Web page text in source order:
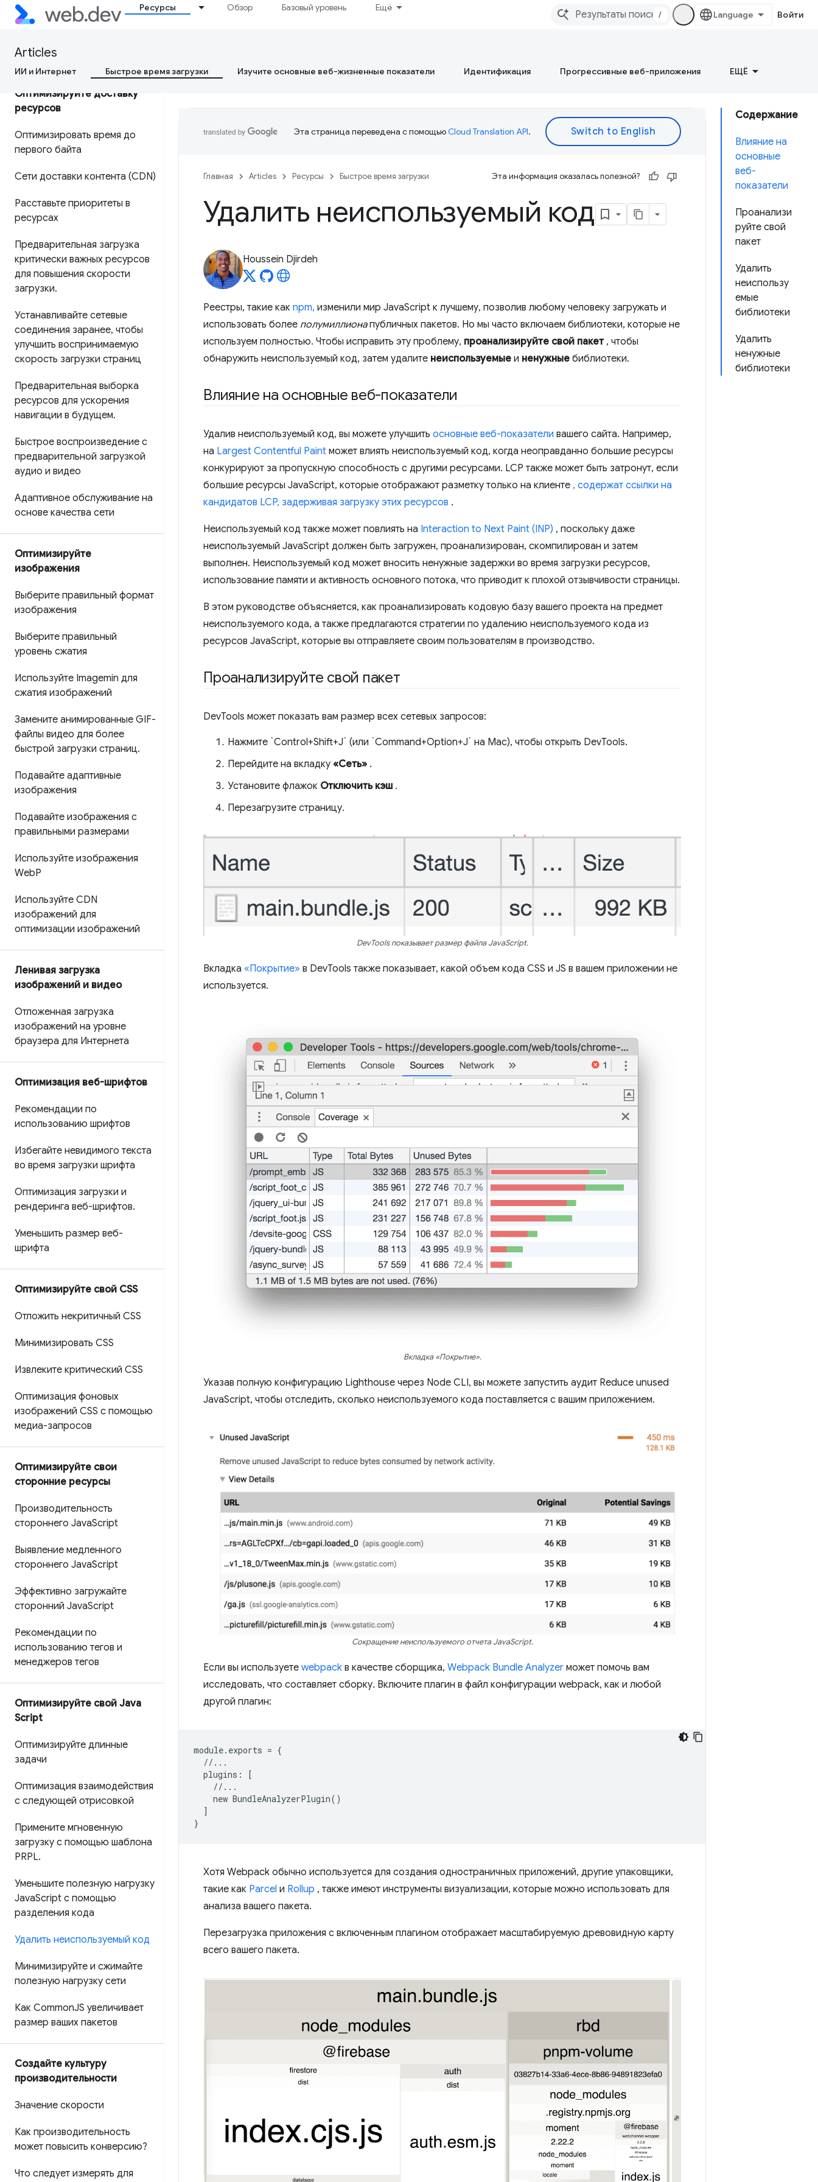
Ресурсы Обзор Базовый уровень Ещё
/ Войти
Articles
ИИ и Интернет Быстрое время загрузки Изучите основные веб-жизненные показатели Идентификация Прогрессивные веб-приложения ЕЩЁ
Почему данные CrUX
RUM?
Оптимизируйте доставку
ресурсов
Оптимизировать время до
первого байта
Сети доставки контента (CDN)
Расставьте приоритеты в
ресурсах
Предварительная загрузка
критически важных ресурсов
для повышения скорости
загрузки.
Устанавливайте сетевые
соединения заранее, чтобы
улучшить воспринимаемую
скорость загрузки страниц
Предварительная выборка
ресурсов для ускорения
навигации в будущем.
Быстрое воспроизведение с
предварительной загрузкой
аудио и видео
Адаптивное обслуживание на
основе качества сети
Оптимизируйте
изображения
Выберите правильный формат
изображения
Выберите правильный
уровень сжатия
Используйте Imagemin для
сжатия изображений
Замените анимированные GIF-
файлы видео для более
быстрой загрузки страниц.
Подавайте адаптивные
изображения
Подавайте изображения с
правильными размерами
Используйте изображения
WebP
Используйте CDN
изображений для
оптимизации изображений
Ленивая загрузка
изображений и видео
Отложенная загрузка
изображений на уровне
браузера для Интернета
Оптимизация веб-шрифтов
Рекомендации по
использованию шрифтов
Избегайте невидимого текста
во время загрузки шрифта
Оптимизация загрузки и
рендеринга веб-шрифтов.
Уменьшить размер веб-
шрифта
Оптимизируйте свой CSS
Отложить некритичный CSS
Минимизировать CSS
Извлеките критический CSS
Оптимизация фоновых
изображений CSS с помощью
медиа-запросов
Оптимизируйте свои
сторонние ресурсы
Производительность
стороннего JavaScript
Выявление медленного
стороннего JavaScript
Эффективно загружайте
сторонний JavaScript
Рекомендации по
использованию тегов и
менеджеров тегов
Оптимизируйте свой Java
Script
Оптимизируйте длинные
задачи
Оптимизация взаимодействия
с следующей отрисовкой
Примените мгновенную
загрузку с помощью шаблона
PRPL.
Уменьшите полезную нагрузку
JavaScript с помощью
разделения кода
Удалить неиспользуемый код
Минимизируйте и сжимайте
полезную нагрузку сети
Как CommonJS увеличивает
размер ваших пакетов
Создайте культуру
производительности
Значение скорости
Как производительность
может повысить конверсию?
Что следует измерять для
Содержание
Влияние на
основные
веб-
показатели
Проанализи
руйте свой
пакет
Удалить
неиспользу
емые
библиотеки
Удалить
ненужные
библиотеки
Эта страница переведена с помощьюCloud Translation API.
Главная Articles Ресурсы Быстрое время загрузки Эта информация оказалась полезной?
Удалить неиспользуемый код
Houssein Djirdeh
Реестры, такие как npm, изменили мир JavaScript к лучшему, позволив любому человеку загружать и
использовать более полумиллионапубличных пакетов. Но мы часто включаем библиотеки, которые не
используем полностью. Чтобы исправить эту проблему, проанализируйте свой пакет, чтобы
обнаружить неиспользуемый код, затем удалите неиспользуемые и ненужные библиотеки.
Влияние на основные веб-показатели
Удалив неиспользуемый код, вы можете улучшить основные веб-показатели вашего сайта. Например,
на Largest Contentful Paint может влиять неиспользуемый код, когда неоправданно большие ресурсы
конкурируют за пропускную способность с другими ресурсами. LCP также может быть затронут, если
большие ресурсы JavaScript, которые отображают разметку только на клиенте , содержат ссылки на
кандидатов LCP, задерживая загрузку этих ресурсов .
Неиспользуемый код также может повлиять на Interaction to Next Paint (INP) , поскольку даже
неиспользуемый JavaScript должен быть загружен, проанализирован, скомпилирован и затем
выполнен. Неиспользуемый код может вносить ненужные задержки во время загрузки ресурсов,
использование памяти и активность основного потока, что приводит к плохой отзывчивости страницы.
В этом руководстве объясняется, как проанализировать кодовую базу вашего проекта на предмет
неиспользуемого кода, а также предлагаются стратегии по удалению неиспользуемого кода из
ресурсов JavaScript, которые вы отправляете своим пользователям в производство.
Проанализируйте свой пакет
DevTools может показать вам размер всех сетевых запросов:
Нажмите `Control+Shift+J` (или `Command+Option+J` на Mac), чтобы открыть DevTools.
Перейдите на вкладку «Сеть» .
Установите флажок Отключить кэш .
Перезагрузите страницу.
DevTools показывает размер файла JavaScript.
Вкладка «Покрытие» в DevTools также показывает, какой объем кода CSS и JS в вашем приложении не
используется.
Вкладка «Покрытие».
Указав полную конфигурацию Lighthouse через Node CLI, вы можете запустить аудит Reduce unused
JavaScript, чтобы отследить, сколько неиспользуемого кода поставляется с вашим приложением.
Сокращение неиспользуемого отчета JavaScript.
Если вы используете webpack в качестве сборщика, Webpack Bundle Analyzer может помочь вам
исследовать, что составляет сборку. Включите плагин в файл конфигурации webpack, как и любой
другой плагин:
module. exports = {
//...
plugins :
[
//...
new BundleAnalyzerPlugin()
]
}
Хотя Webpack обычно используется для создания одностраничных приложений, другие упаковщики,
такие как Parcel и Rollup , также имеют инструменты визуализации, которые можно использовать для
анализа вашего пакета.
Перезагрузка приложения с включенным плагином отображает масштабируемую древовидную карту
всего вашего пакета.